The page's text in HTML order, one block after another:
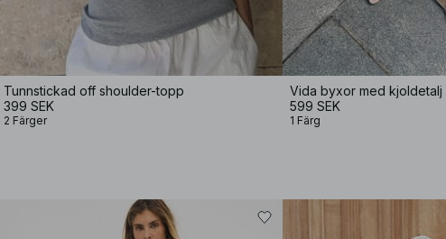
Tunnstickad off shoulder-topp
399 SEK
2 Färger
Vida byxor med kjoldetalj
599 SEK
1 Färg